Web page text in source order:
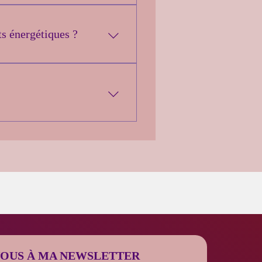
peuvent même être plus
énergétiques ?
vécues par les personnes
être global : dans le 37 et le
À MA NEWSLETTER